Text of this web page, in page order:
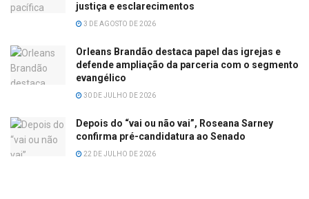
justiça e esclarecimentos
3 DE AGOSTO DE 2026
Orleans Brandão destaca papel das igrejas e
defende ampliação da parceria com o segmento
evangélico
30 DE JULHO DE 2026
Depois do “vai ou não vai”, Roseana Sarney
confirma pré-candidatura ao Senado
22 DE JULHO DE 2026